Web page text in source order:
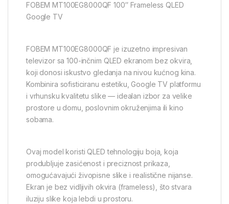
FOBEM MT100EG8000QF 100″ Frameless QLED
Google TV
FOBEM MT100EG8000QF je izuzetno impresivan
televizor sa 100-inčnim QLED ekranom bez okvira,
koji donosi iskustvo gledanja na nivou kućnog kina.
Kombinira sofisticiranu estetiku, Google TV platformu
i vrhunsku kvalitetu slike — idealan izbor za velike
prostore u domu, poslovnim okruženjima ili kino
sobama.
Ovaj model koristi QLED tehnologiju boja, koja
produbljuje zasićenost i preciznost prikaza,
omogućavajući živopisne slike i realistične nijanse.
Ekran je bez vidljivih okvira (frameless), što stvara
iluziju slike koja lebdi u prostoru.